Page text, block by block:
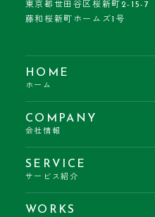
東京都世田谷区桜新町2-15-7
藤和桜新町ホームズ1号
HOME
ホーム
COMPANY
会社情報
SERVICE
サービス紹介
WORKS